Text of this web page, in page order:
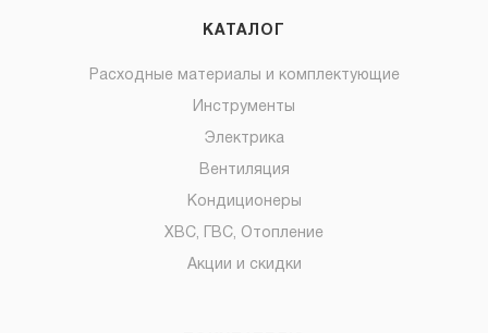
КАТАЛОГ
Расходные материалы и комплектующие
Инструменты
Электрика
Вентиляция
Кондиционеры
ХВС, ГВС, Отопление
Акции и скидки